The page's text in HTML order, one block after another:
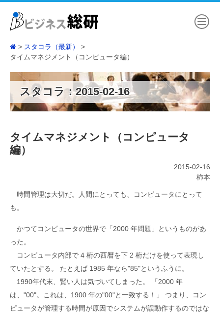
スタコラ（最新）
タイムマネジメント（コンピュータ編）
スタコラ：2015-02-16
タイムマネジメント（コンピュータ
編）
2015-02-16
柿本
時間管理は大切だ。人間にとっても、コンピュータにとって
も。
かつてコンピュータの世界で「2000 年問題」というものがあ
った。
コンピュータ内部で 4 桁の西暦を下 2 桁だけを使って表現し
ていたとする。 たとえば 1985 年なら"85"というふうに。
1990年代末、賢い人は気づいてしまった。 「2000 年
は、"00"。これは、1900 年の"00"と一致する！」 つまり、コン
ピュータが管理する時間が原因でシステムが誤動作するのではな